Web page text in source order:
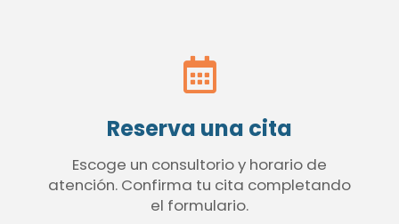
Reserva una cita
Escoge un consultorio y horario de
atención. Confirma tu cita completando
el formulario.